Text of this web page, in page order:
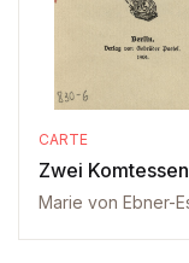
CARTE
Zwei Komtessen